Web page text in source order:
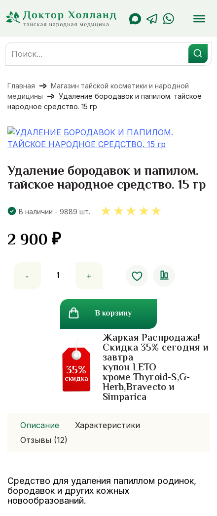
содержанию
Search
for:
Главная
Магазин тайской косметики и народной
медицины
Удаление бородавок и папилом. тайское
народное средство. 15 гр
Удаление бородавок и папилом.
тайское народное средство. 15 гр
В наличии - 9889 шт.
2 900₽
товара
В корзину
Жаркая Распродажа!
Скидка 35% сегодня и
завтра
купон LETO
кроме Thyroid-S,G-
Herb,Bravecto и
Simparica
35%
скидка
Описание
Характеристики
Отзывы (12)
Средство для удаления папиллом родинок,
бородавок и других кожных
новообразований.